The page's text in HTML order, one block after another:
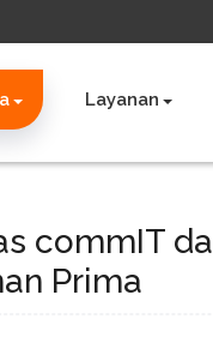
Layanan
commIT
Prima